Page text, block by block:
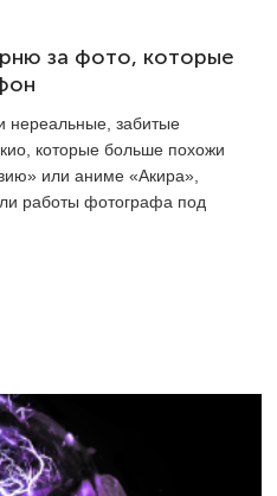
за фото, которые
нереальные, забитые
которые больше похожи
или аниме «Акира»,
работы фотографа под